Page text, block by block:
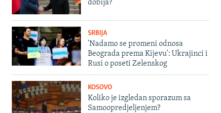
dobija?
SRBIJA
'Nadamo se promeni odnosa
Beograda prema Kijevu': Ukrajinci i
Rusi o poseti Zelenskog
KOSOVO
Koliko je izgledan sporazum sa
Samoopredjeljenjem?